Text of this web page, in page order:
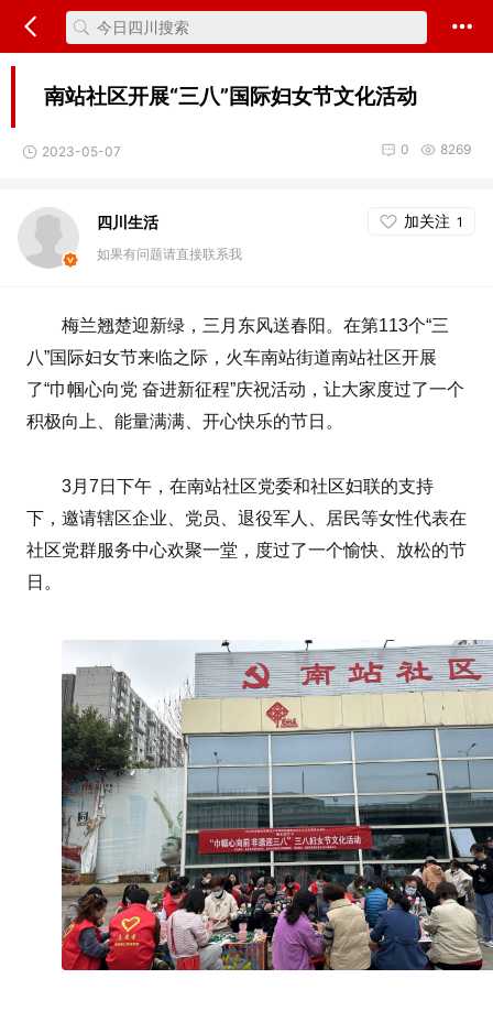
南站社区开展“三八”国际妇女节文化活动
2023-05-07 8269
0
四川生活 加关注 1
如果有问题请直接联系我
梅兰翘楚迎新绿，三月东风送春阳。在第113个“三
八”国际妇女节来临之际，火车南站街道南站社区开展
了“巾帼心向党 奋进新征程”庆祝活动，让大家度过了一个
积极向上、能量满满、开心快乐的节日。
3月7日下午，在南站社区党委和社区妇联的支持
下，邀请辖区企业、党员、退役军人、居民等女性代表在
社区党群服务中心欢聚一堂，度过了一个愉快、放松的节
日。